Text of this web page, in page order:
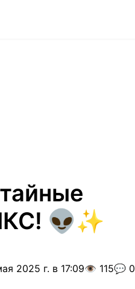
👽✨
2025 г. в 17:09👁️ 115💬 0